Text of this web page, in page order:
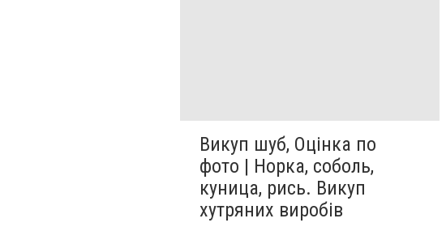
Викуп шуб, Оцінка по
фото | Норка, соболь,
куница, рись. Викуп
хутряних виробів